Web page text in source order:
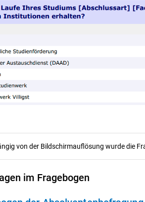
von der Bildschirmauflösung wurde die
im Fragebogen